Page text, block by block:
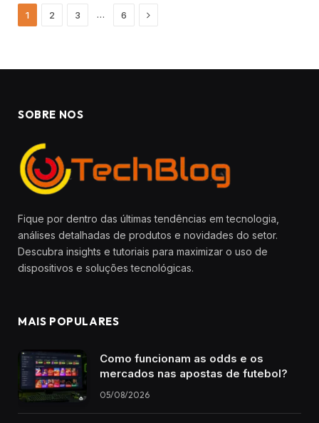
1 2 3 … 6 Next
SOBRE NOS
Fique por dentro das últimas tendências em tecnologia,
análises detalhadas de produtos e novidades do setor.
Descubra insights e tutoriais para maximizar o uso de
dispositivos e soluções tecnológicas.
MAIS POPULARES
Como funcionam as odds e os
mercados nas apostas de futebol?
05/08/2026